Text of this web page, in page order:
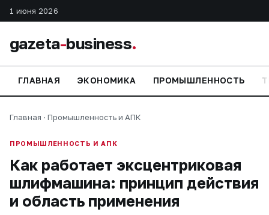
1 июня 2026
gazeta-business.
ГЛАВНАЯ ЭКОНОМИКА ПРОМЫШЛЕННОСТЬ
Главная · Промышленность и АПК
ПРОМЫШЛЕННОСТЬ И АПК
Как работает эксцентриковая
шлифмашина: принцип действия
и область применения